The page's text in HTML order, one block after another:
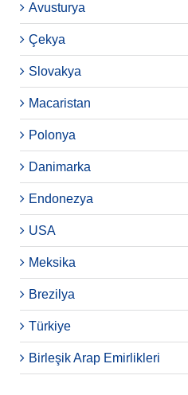
Avusturya
Çekya
Slovakya
Macaristan
Polonya
Danimarka
Endonezya
USA
Meksika
Brezilya
Türkiye
Birleşik Arap Emirlikleri